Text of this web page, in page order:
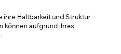
ihre Haltbarkeit und Struktur
können aufgrund ihres